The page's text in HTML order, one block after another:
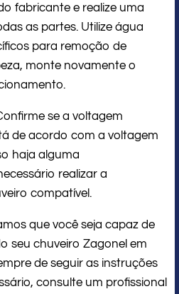
fabricante e realize uma
as partes. Utilize água
para remoção de
monte novamente o
se a voltagem
de acordo com a voltagem
haja alguma
realizar a
compatível.
que você seja capaz de
seu chuveiro Zagonel em
de seguir as instruções
consulte um profissional